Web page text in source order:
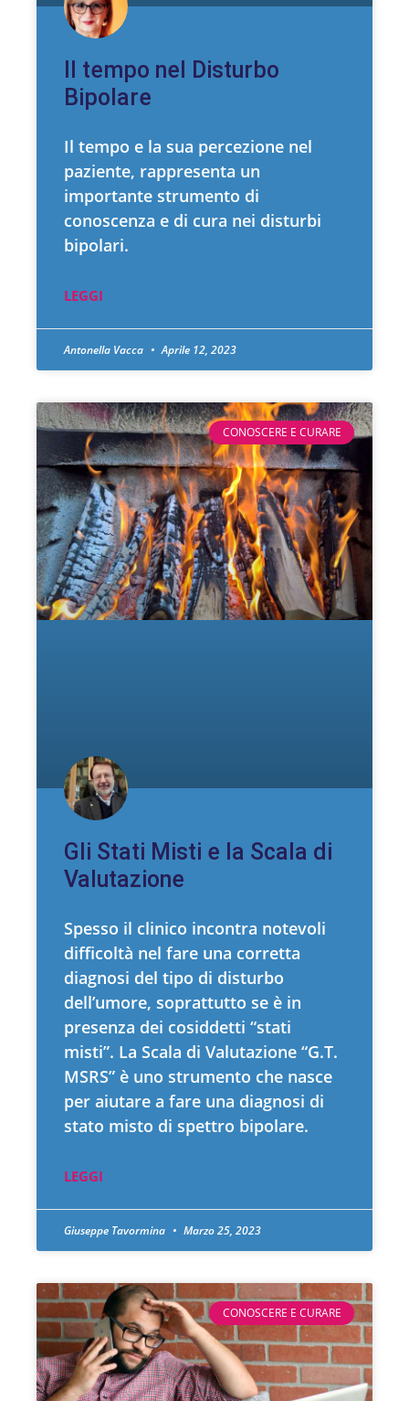
Il tempo nel Disturbo
Bipolare
Il tempo e la sua percezione nel
paziente, rappresenta un
importante strumento di
conoscenza e di cura nei disturbi
bipolari.
LEGGI
Antonella Vacca Aprile 12, 2023
CONOSCERE E CURARE
Gli Stati Misti e la Scala di
Valutazione
Spesso il clinico incontra notevoli
difficoltà nel fare una corretta
diagnosi del tipo di disturbo
dell’umore, soprattutto se è in
presenza dei cosiddetti “stati
misti”. La Scala di Valutazione “G.T.
MSRS” è uno strumento che nasce
per aiutare a fare una diagnosi di
stato misto di spettro bipolare.
LEGGI
Giuseppe Tavormina Marzo 25, 2023
CONOSCERE E CURARE